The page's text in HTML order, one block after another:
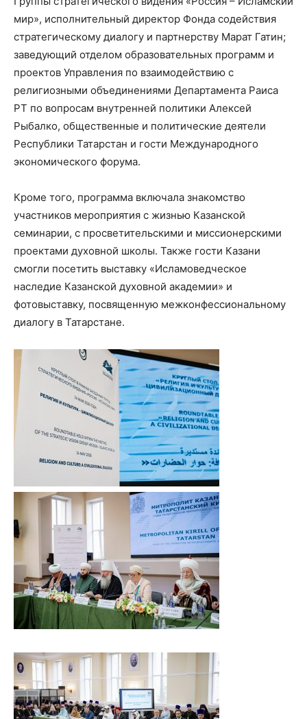
мир», исполнительный директор Фонда содействия
стратегическому диалогу и партнерству Марат Гатин;
заведующий отделом образовательных программ и
проектов Управления по взаимодействию с
религиозными объединениями Департамента Раиса
РТ по вопросам внутренней политики Алексей
Рыбалко, общественные и политические деятели
Республики Татарстан и гости Международного
экономического форума.
Кроме того, программа включала знакомство
участников мероприятия с жизнью Казанской
семинарии, с просветительскими и миссионерскими
проектами духовной школы. Также гости Казани
смогли посетить выставку «Исламоведческое
наследие Казанской духовной академии» и
фотовыставку, посвященную межконфессиональному
диалогу в Татарстане.